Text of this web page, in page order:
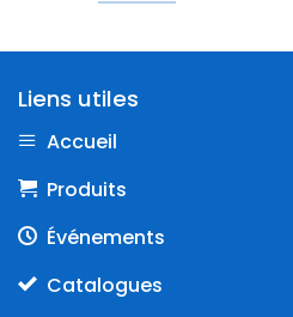
Liens utiles
Accueil
Produits
Événements
Catalogues